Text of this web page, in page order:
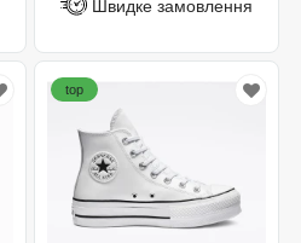
Швидке замовлення
top